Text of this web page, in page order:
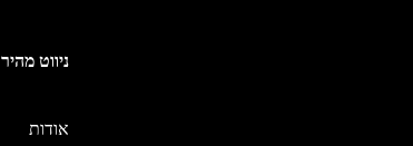
ניווט מהיר
אודות